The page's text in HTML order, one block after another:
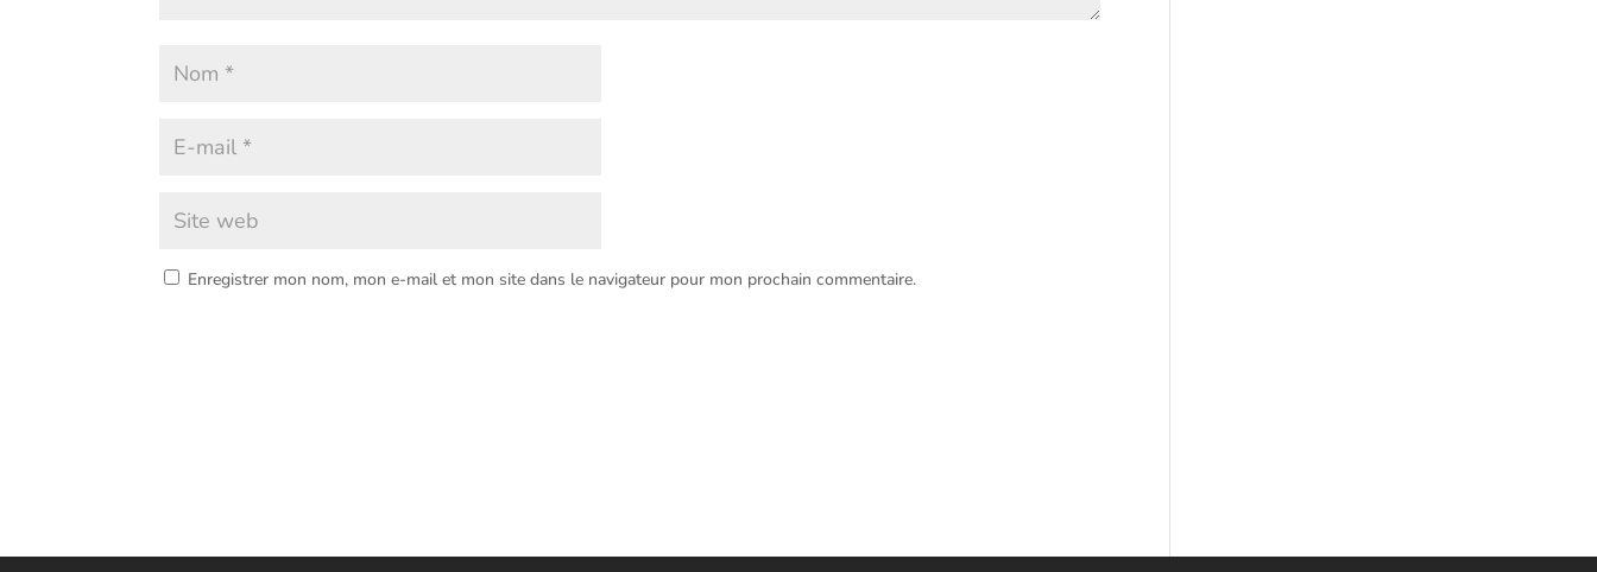
Enregistrer mon nom, mon e-mail et mon site dans le navigateur pour mon prochain commentaire.